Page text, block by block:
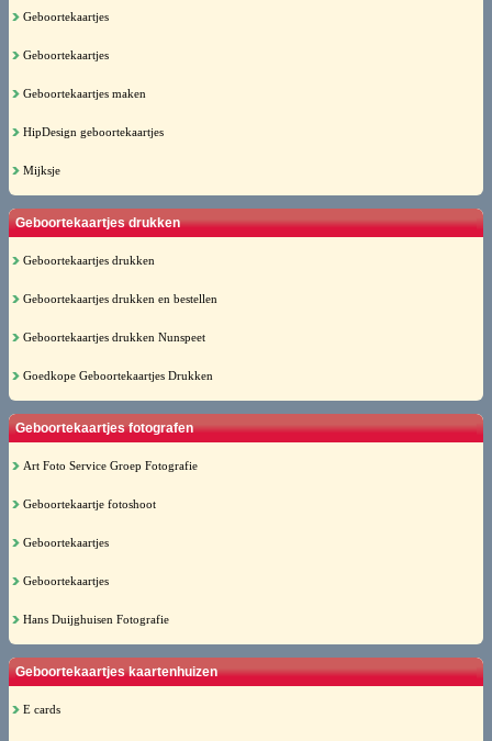
Geboortekaartjes
Geboortekaartjes
Geboortekaartjes maken
HipDesign geboortekaartjes
Mijksje
Geboortekaartjes drukken
Geboortekaartjes drukken
Geboortekaartjes drukken en bestellen
Geboortekaartjes drukken Nunspeet
Goedkope Geboortekaartjes Drukken
Geboortekaartjes fotografen
Art Foto Service Groep Fotografie
Geboortekaartje fotoshoot
Geboortekaartjes
Geboortekaartjes
Hans Duijghuisen Fotografie
Geboortekaartjes kaartenhuizen
E cards